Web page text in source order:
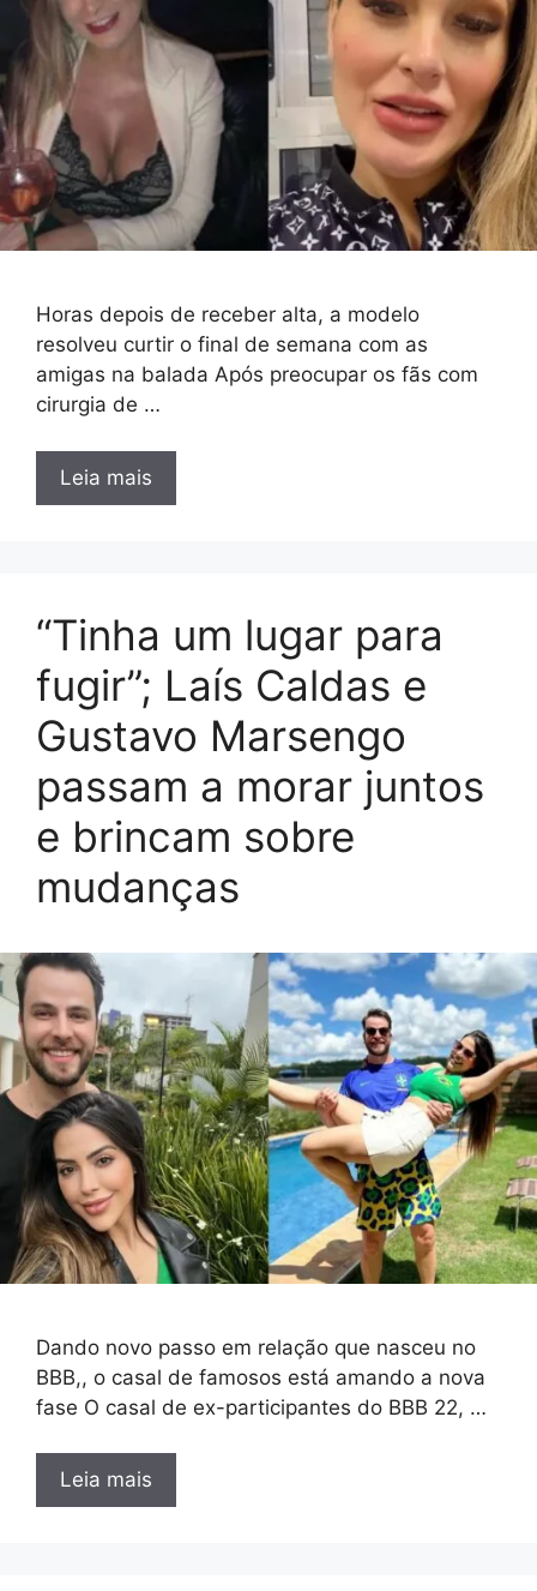
Horas depois de receber alta, a modelo
resolveu curtir o final de semana com as
amigas na balada Após preocupar os fãs com
cirurgia de …
Leia mais
“Tinha um lugar para
fugir”; Laís Caldas e
Gustavo Marsengo
passam a morar juntos
e brincam sobre
mudanças
Dando novo passo em relação que nasceu no
BBB,, o casal de famosos está amando a nova
fase O casal de ex-participantes do BBB 22, …
Leia mais